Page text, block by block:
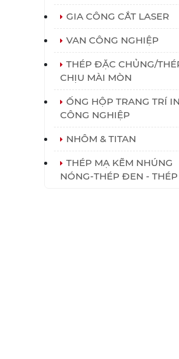
GIA CÔNG CẮT LASER
VAN CÔNG NGHIỆP
THÉP ĐẶC CHỦNG/
CHỊU MÀI MÒN
ỐNG HỘP TRANG TRÍ
CÔNG NGHIỆP
NHÔM & TITAN
THÉP MẠ KẼM NHÚNG
NÓNG-THÉP ĐEN -